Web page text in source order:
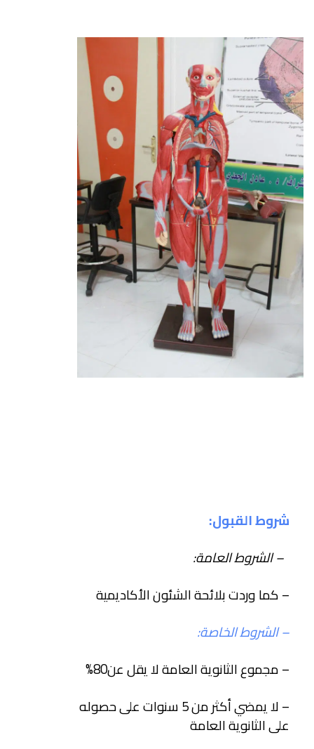
شروط القبول:
– الشروط العامة:
– كما وردت بلائحة الشئون الأكاديمية
– الشروط الخاصة:
– مجموع الثانوية العامة لا يقل عن80 %
– لا يمضي أكثر من 5 سنوات على حصوله
على الثانوية العامة